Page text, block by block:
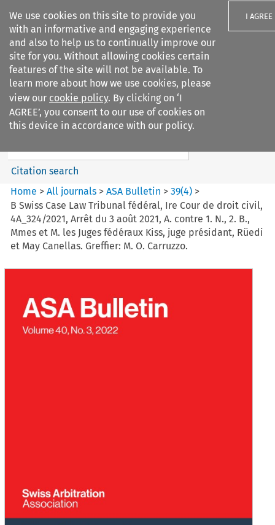
We use cookies on this site to provide you
with an informative and engaging experience
and also to help us to continually improve our
site for you. Without allowing cookies certain
features of the site will not be available. To
learn more about how we use cookies, please
view our cookie policy. By clicking on ‘I
AGREE’, you consent to our use of cookies on
this device in accordance with our policy.
I AGREE
Search filters
ASA Bulletin
Search content
Citation search
Home >All journals >ASA Bulletin >39(4) >
B Swiss Case Law Tribunal fédéral, Ire Cour de droit civil,
4A_324/2021, Arrêt du 3 août 2021, A. contre 1. N., 2. B.,
Mmes et M. les Juges fédéraux Kiss, juge présidant, Rüedi
et May Canellas. Greffier: M. O. Carruzzo.